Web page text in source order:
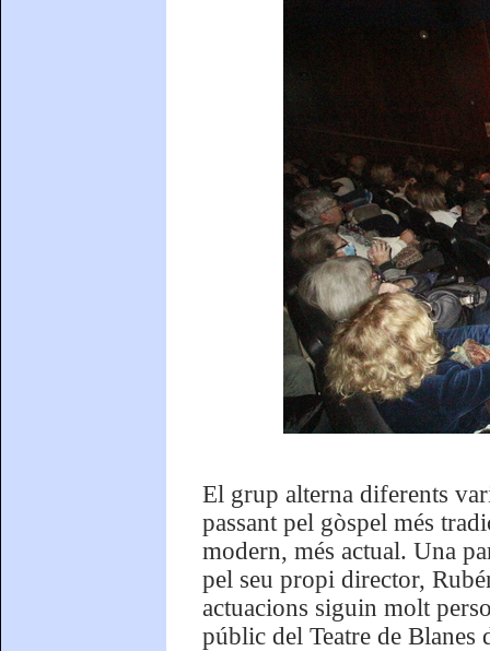
El grup alterna diferents
passant pel gòspel més
modern, més actual. Una
pel seu propi director,
actuacions siguin molt
públic del Teatre de Blanes